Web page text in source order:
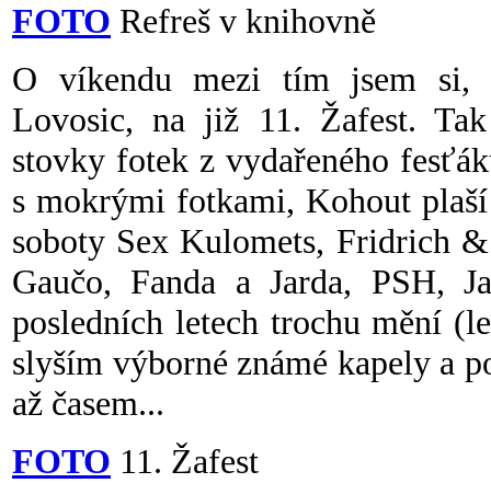
FOTO Refreš v knihovně
O víkendu mezi tím jsem si,
Lovosic, na již 11. Žafest.
stovky fotek z vydařeného
s mokrými fotkami, Kohout
soboty Sex Kulomets, Fridrich
Gaučo, Fanda a Jarda, PSH,
posledních letech trochu mění
slyším výborné známé kapely a
až časem...
FOTO 11. Žafest